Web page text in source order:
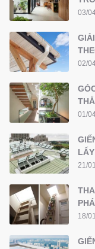
03/
02/
01/
21/
18/